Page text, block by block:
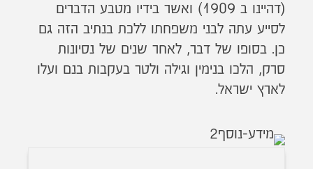
(דהיינו ב 1909) ואשר בידיו מטבע הדברים
לסייע עתה לבני משפחתו ללכת בנתיב הזה גם
כן. בסופו של דבר, לאחר שנים של נסיונות
סרק, הלכו בנימין וגילה ולטר בעקבות בנם ועלו
לארץ ישראל.